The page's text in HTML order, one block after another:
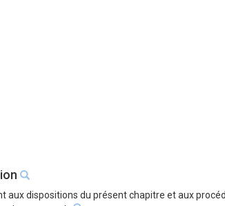
dispositions du présent chapitre et aux